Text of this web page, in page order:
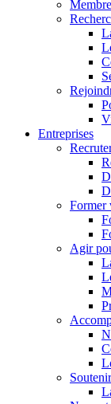
Entreprises
Former
Agir